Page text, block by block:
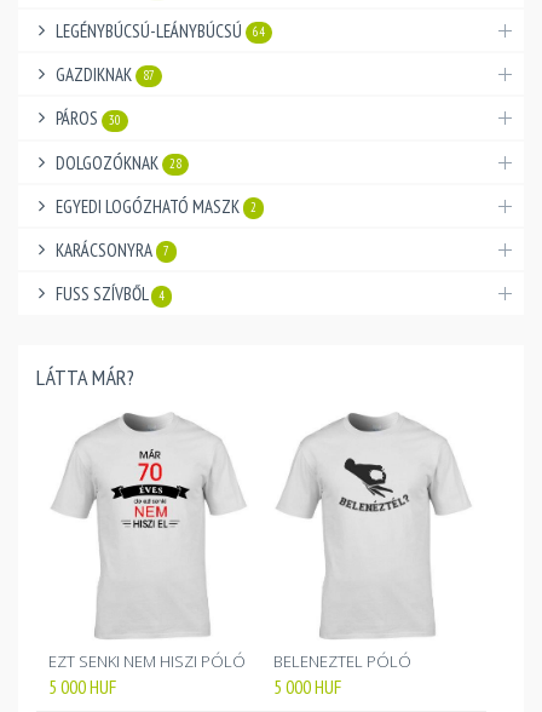
LEGÉNYBÚCSÚ-LEÁNYBÚCSÚ 64
GAZDIKNAK 87
PÁROS 30
DOLGOZÓKNAK 28
EGYEDI LOGÓZHATÓ MASZK 2
KARÁCSONYRA 7
FUSS SZÍVBŐL 4
LÁTTA MÁR?
EZT SENKI NEM HISZI PÓLÓ
5 000HUF
BELENEZTEL PÓLÓ
5 000HUF